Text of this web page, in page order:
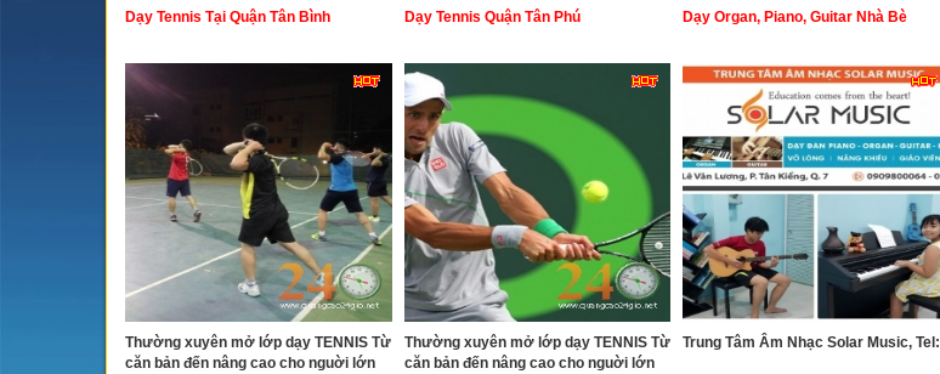
Dạy Tennis Tại Quận Tân Bình
Thường xuyên mở lớp dạy TENNIS Từ
căn bản đến nâng cao cho nguời lớn
Dạy Tennis Quận Tân Phú
Thường xuyên mở lớp dạy TENNIS Từ
căn bản đến nâng cao cho nguời lớn
Dạy Organ, Piano, Guitar Nhà Bè
Trung Tâm Âm Nhạc Solar Music, Tel: